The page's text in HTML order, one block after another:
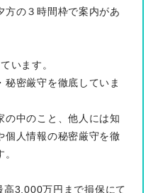
方の３時間枠で案内があ
います。
秘密厳守を徹底していま
の中のこと、他人には知
個人情報の秘密厳守を徹
3,000万円まで損保にて